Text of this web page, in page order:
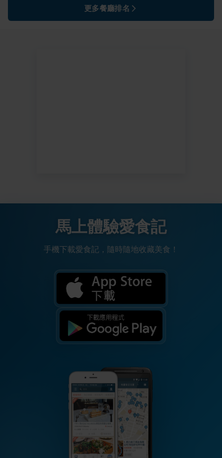
更多餐廳排名
馬上體驗愛食記
手機下載愛食記，隨時隨地收藏美食！